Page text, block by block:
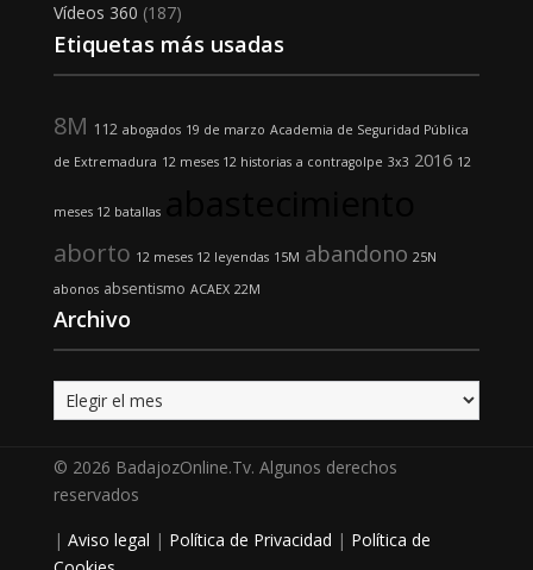
Vídeos 360 (187)
Etiquetas más usadas
8M 112 abogados 19 de marzo Academia de Seguridad Pública
de Extremadura 12 meses 12 historias a contragolpe 3x3 2016 12
meses 12 batallas
aborto 12 meses 12 leyendas 15M abandono 25N
abonos absentismo ACAEX 22M
Archivo
Archivo
© 2026 BadajozOnline.Tv. Algunos derechos
reservados
| Aviso legal | Política de Privacidad | Política de